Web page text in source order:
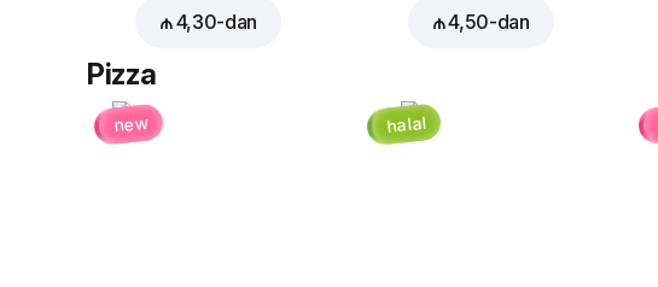
₼ 4,30-dan ₼ 4,50-dan
Pizza
new halal